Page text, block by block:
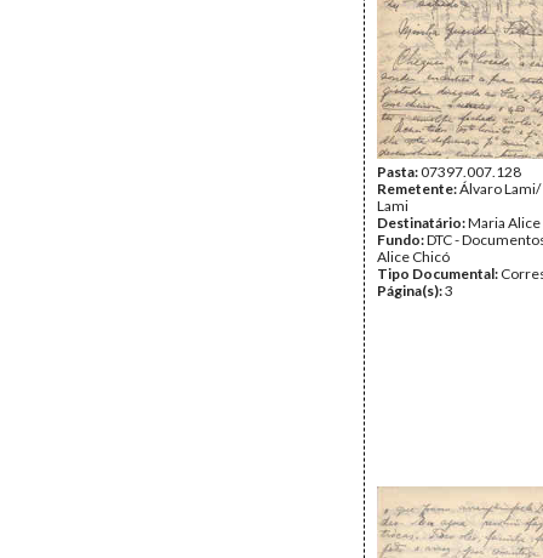
Pasta:07397.007.128
Remetente:Álvaro
Lami
Destinatário:Maria Alice
Fundo:DTC -
Alice Chicó
Tipo Documental:
Página(s):3